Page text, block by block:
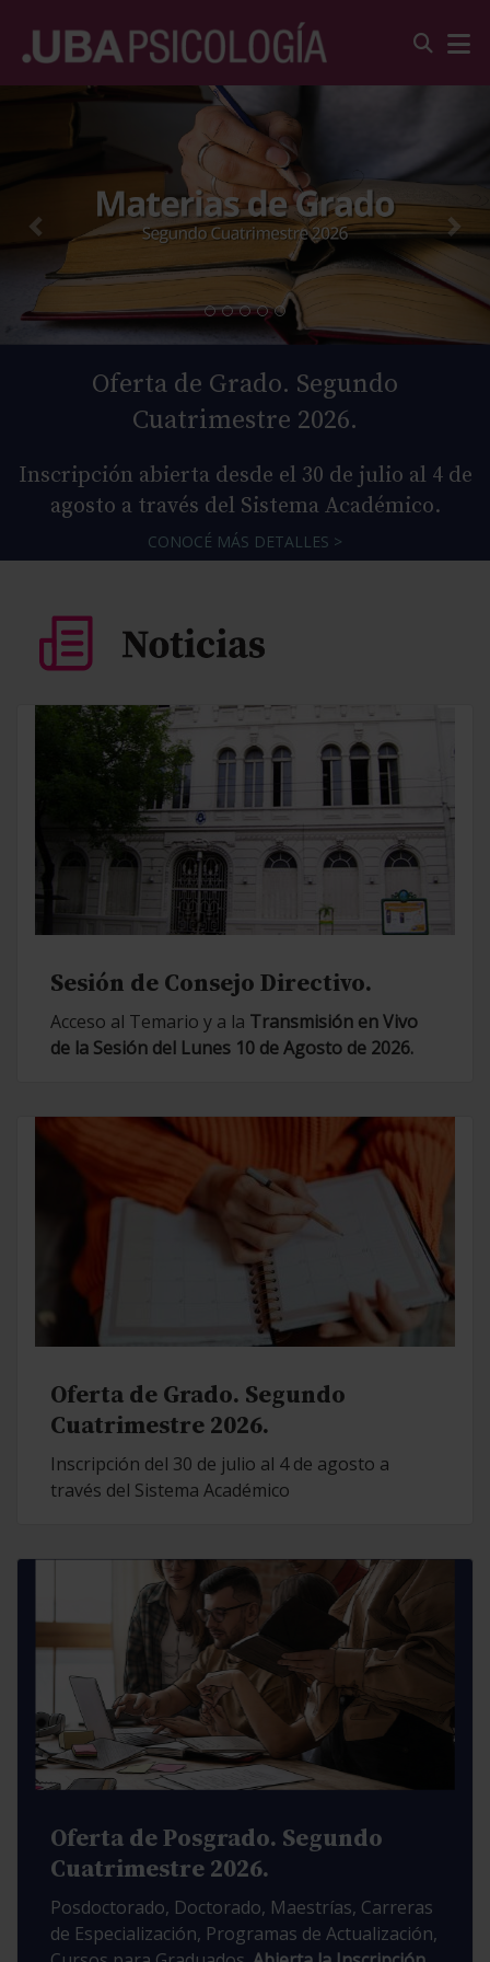
Oferta de Grado. Segundo
Cuatrimestre 2026.
Inscripción abierta desde el 30 de julio al 4 de
agosto a través del Sistema Académico.
CONOCÉ MÁS DETALLES >
Sesión de Consejo Directivo.
Acceso al Temario y a la Transmisión en Vivo
de la Sesión del Lunes 10 de Agosto de 2026.
Oferta de Grado. Segundo
Cuatrimestre 2026.
Inscripción del 30 de julio al 4 de agosto a
través del Sistema Académico
Oferta de Posgrado. Segundo
Cuatrimestre 2026.
Posdoctorado, Doctorado, Maestrías, Carreras
de Especialización, Programas de Actualización,